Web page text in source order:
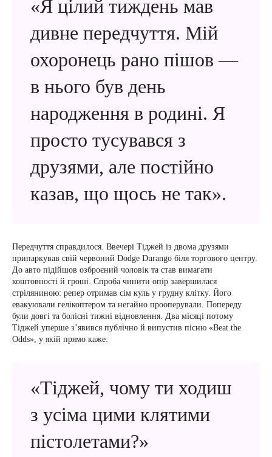
«Я цілий тиждень мав
дивне передчуття. Мій
охоронець рано пішов —
в нього був день
народження в родині. Я
просто тусувався з
друзями, але постійно
казав, що щось не так».
Передчуття справдилося. Ввечері Тіджей із двома друзями
припаркував свій червоний Dodge Durango біля торгового центру.
До авто підійшов озброєний чоловік та став вимагати
коштовності й гроші. Спроба чинити опір завершилася
стріляниною: репер отримав сім куль у грудну клітку. Його
евакуювали гелікоптером та негайно прооперували. Попереду
були довгі та болісні тижні відновлення. Два місяці потому
Тіджей уперше з’явився публічно й випустив пісню «Beat the
Odds», у якій прямо каже:
«Тіджей, чому ти ходиш
з усіма цими клятими
пістолетами?»